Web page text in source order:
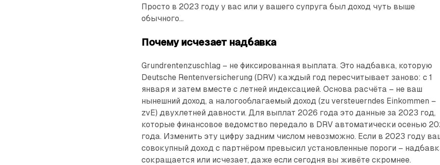
Просто в 2023 году у вас или у вашего супруга был доход чуть выше
обычного...
Почему исчезает надбавка
Grundrentenzuschlag – не фиксированная выплата. Это надбавка, которую
Deutsche Rentenversicherung (DRV) каждый год пересчитывает заново: с 1
января и затем вместе с летней индексацией. Основа расчёта – не ваш
нынешний доход, а налогооблагаемый доход (zu versteuerndes Einkommen –
zvE) двухлетней давности. Для выплат 2026 года это данные за 2023 год,
которые финансовое ведомство передало в DRV автоматически осенью
года. Изменить эту цифру задним числом невозможно. Если в 2023 году
совокупный доход с партнёром превысил установленные пороги –
сокращается или исчезает, даже если сегодня вы живёте скромнее.